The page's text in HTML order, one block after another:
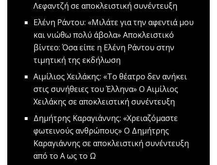
Λεφαντζή σε αποκλειστική συνέντευξη
Ελένη Ράντου: «Μιλάτε για την αφεντιά μου
και νιώθω πολύ άβολα» Αποκλειστικό
βίντεο: Όσα είπε η Eλένη Ράντου στην
τιμητική της εκδήλωση
Αιμίλιος Χειλάκης: «Το θέατρο δεν ανήκει
στις συνήθειες του Έλληνα» Ο Αιμίλιος
Χειλάκης σε αποκλειστική συνέντευξη
Δημήτρης Καραγιάννης: «Χρειαζόμαστε
φωτεινούς ανθρώπους» Ο Δημήτρης
Καραγιάννης σε αποκλειστική συνέντευξη
από το Α ως το Ω